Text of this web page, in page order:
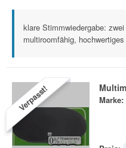
klare Stimmwiedergabe:
multiroomfähig,
Verpasst! Marke: